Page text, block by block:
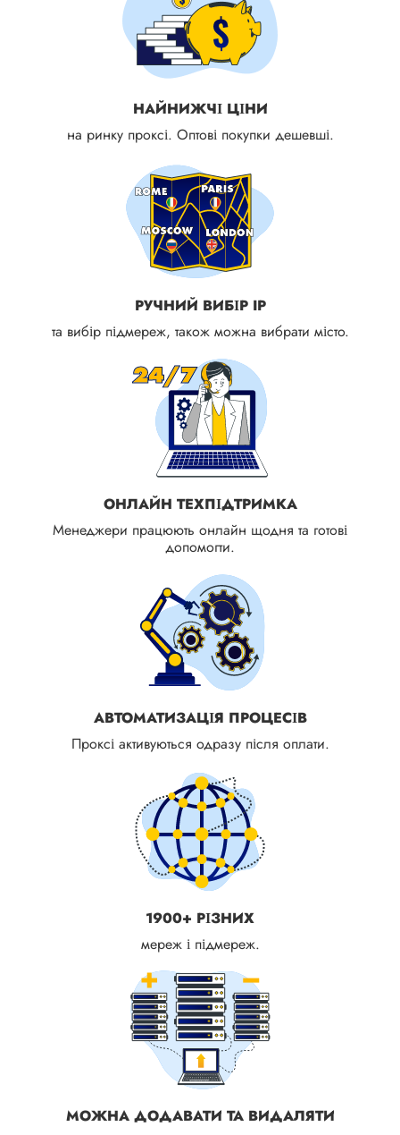
НАЙНИЖЧІ ЦІНИ
на ринку проксі. Оптові покупки дешевші.
РУЧНИЙ ВИБІР IP
та вибір підмереж, також можна вибрати місто.
ОНЛАЙН ТЕХПІДТРИМКА
Менеджери працюють онлайн щодня та готові
допомогти.
АВТОМАТИЗАЦІЯ ПРОЦЕСІВ
Проксі активуються одразу після оплати.
1900+ РІЗНИХ
мереж і підмереж.
МОЖНА ДОДАВАТИ ТА ВИДАЛЯТИ